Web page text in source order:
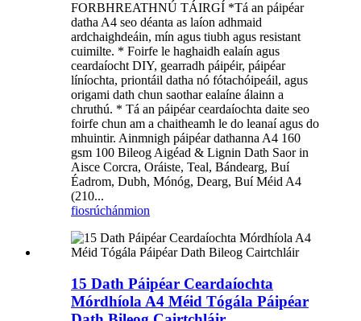
FORBHREATHNÚ TÁIRGÍ *Tá an páipéar
datha A4 seo déanta as laíon adhmaid
ardchaighdeáin, mín agus tiubh agus resistant
cuimilte. * Foirfe le haghaidh ealaín agus
ceardaíocht DIY, gearradh páipéir, páipéar
líníochta, priontáil datha nó fótachóipeáil, agus
origami dath chun saothar ealaíne álainn a
chruthú. * Tá an páipéar ceardaíochta daite seo
foirfe chun am a chaitheamh le do leanaí agus do
mhuintir. Ainmnigh páipéar dathanna A4 160
gsm 100 Bileog Aigéad & Lignin Dath Saor in
Aisce Corcra, Oráiste, Teal, Bándearg, Buí
Éadrom, Dubh, Mónóg, Dearg, Buí Méid A4
(210...
fiosrúchánmion
15 Dath Páipéar Ceardaíochta
Mórdhíola A4 Méid Tógála Páipéar